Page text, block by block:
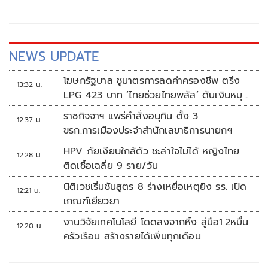
NEWS UPDATE
13:32 น.
โฆษกรัฐบาล ชูมาตรการลดค่าครองชีพ ตรึง
LPG 423 บาท ‘ไทยช่วยไทยพลัส’ ดันเงินหมุน
แสนล้าน
12:37 น.
ราชกิจจาฯ แพร่คำสั่งอนุทิน ตั้ง 3
ขรก.การเมืองประจำสำนักเลขาธิการนายกฯ
12:28 น.
HPV ภัยเงียบใกล้ตัว ชะล่าใจไม่ได้ หญิงไทย
ติดเชื้อเฉลี่ย 9 ราย/วัน
12:21 น.
นิติเวชเริ่มชันสูตร 8 ร่างเหยื่อเหตุยิง รร. เปิด
เกณฑ์เยียวยา
12:20 น.
งานวิจัยเทคโนโลยี โดดลงจากหิ้ง สู่มือ1.2หมื่น
ครัวเรือน สร้างรายได้เพิ่มทุกเดือน